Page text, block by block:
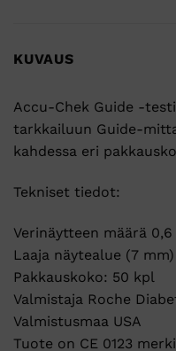
KUVAUS
Accu-Chek Guide -
tarkkailuun Guide-
kahdessa eri
Tekniset tiedot:
Verinäytteen määrä 0,6
Laaja näytealue (7 mm)
Pakkauskoko: 50 kpl
Valmistaja Roche
Valmistusmaa USA
Tuote on CE 0123